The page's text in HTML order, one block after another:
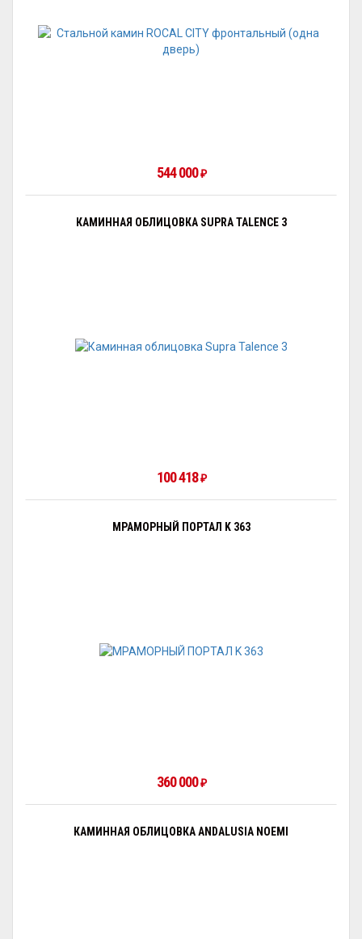
544 000 ₽
КАМИННАЯ ОБЛИЦОВКА SUPRA TALENCE 3
100 418 ₽
МРАМОРНЫЙ ПОРТАЛ K 363
360 000 ₽
КАМИННАЯ ОБЛИЦОВКА ANDALUSIA NOEMI